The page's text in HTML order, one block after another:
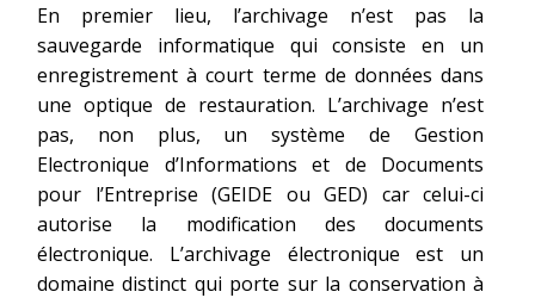
En premier lieu, l’archivage n’est pas la
sauvegarde informatique qui consiste en un
enregistrement à court terme de données dans
une optique de restauration. L’archivage n’est
pas, non plus, un système de Gestion
Electronique d’Informations et de Documents
pour l’Entreprise (GEIDE ou GED) car celui-ci
autorise la modification des documents
électronique. L’archivage électronique est un
domaine distinct qui porte sur la conservation à